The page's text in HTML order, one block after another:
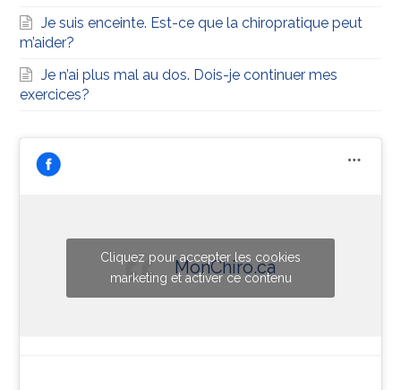
Je suis enceinte. Est-ce que la chiropratique peut
m’aider?
Je n’ai plus mal au dos. Dois-je continuer mes
exercices?
MonChiro.ca
Cliquez pour accepter les cookies
marketing et activer ce contenu